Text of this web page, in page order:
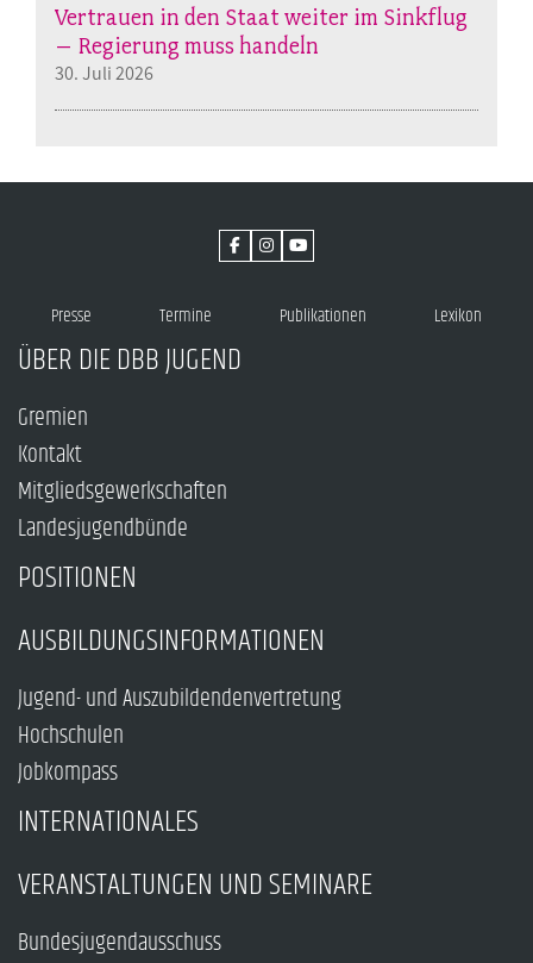
Vertrauen in den Staat weiter im Sinkflug
– Regierung muss handeln
30. Juli 2026
Presse Termine Publikationen Lexikon
ÜBER DIE DBB JUGEND
Gremien
Kontakt
Mitgliedsgewerkschaften
Landesjugendbünde
POSITIONEN
AUSBILDUNGSINFORMATIONEN
Jugend- und Auszubildendenvertretung
Hochschulen
Jobkompass
INTERNATIONALES
VERANSTALTUNGEN UND SEMINARE
Bundesjugendausschuss